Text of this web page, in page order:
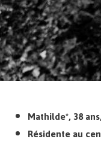
Mathilde*, 38
Résidente au